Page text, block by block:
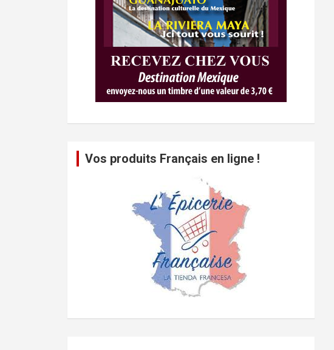
Vos produits Français en ligne !